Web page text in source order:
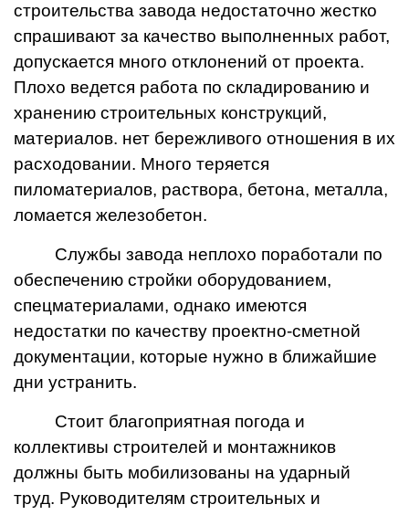
строительства завода недостаточно жестко
спрашивают за качество выполненных работ,
допускается много отклонений от проекта.
Плохо ведется работа по складированию и
хранению строительных конструкций,
материалов. нет бережливого отношения в их
расходовании. Много теряется
пиломатериалов, раствора, бетона, металла,
ломается железобетон.
Службы завода неплохо поработали по
обеспечению стройки оборудованием,
спецматериалами, однако имеются
недостатки по качеству проектно-сметной
документации, которые нужно в ближайшие
дни устранить.
Стоит благоприятная погода и
коллективы строителей и монтажников
должны быть мобилизованы на ударный
труд. Руководителям строительных и